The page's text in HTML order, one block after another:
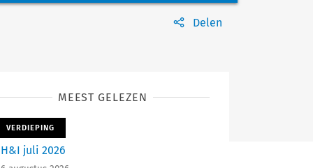
Delen
MEEST GELEZEN
VERDIEPING
H&I juli 2026